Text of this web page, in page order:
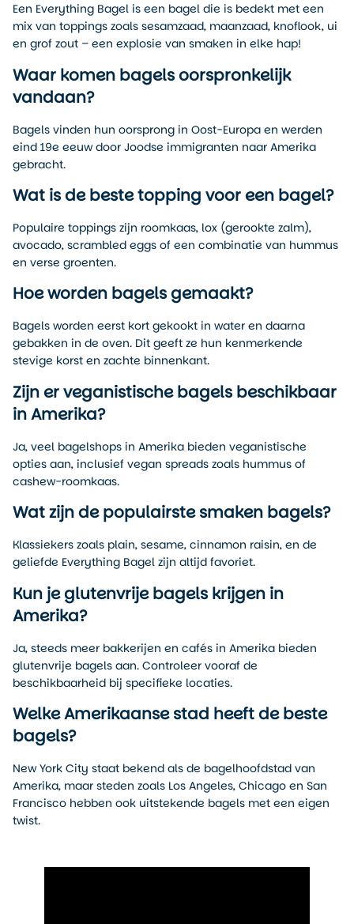
Een Everything Bagel is een bagel die is bedekt met een
mix van toppings zoals sesamzaad, maanzaad, knoflook, ui
en grof zout – een explosie van smaken in elke hap!
Waar komen bagels oorspronkelijk
vandaan?
Bagels vinden hun oorsprong in Oost-Europa en werden
eind 19e eeuw door Joodse immigranten naar Amerika
gebracht.
Wat is de beste topping voor een bagel?
Populaire toppings zijn roomkaas, lox (gerookte zalm),
avocado, scrambled eggs of een combinatie van hummus
en verse groenten.
Hoe worden bagels gemaakt?
Bagels worden eerst kort gekookt in water en daarna
gebakken in de oven. Dit geeft ze hun kenmerkende
stevige korst en zachte binnenkant.
Zijn er veganistische bagels beschikbaar
in Amerika?
Ja, veel bagelshops in Amerika bieden veganistische
opties aan, inclusief vegan spreads zoals hummus of
cashew-roomkaas.
Wat zijn de populairste smaken bagels?
Klassiekers zoals plain, sesame, cinnamon raisin, en de
geliefde Everything Bagel zijn altijd favoriet.
Kun je glutenvrije bagels krijgen in
Amerika?
Ja, steeds meer bakkerijen en cafés in Amerika bieden
glutenvrije bagels aan. Controleer vooraf de
beschikbaarheid bij specifieke locaties.
Welke Amerikaanse stad heeft de beste
bagels?
New York City staat bekend als de bagelhoofdstad van
Amerika, maar steden zoals Los Angeles, Chicago en San
Francisco hebben ook uitstekende bagels met een eigen
twist.